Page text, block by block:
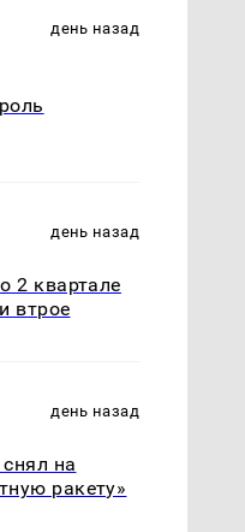
день назад
день назад
2 квартале
втрое
день назад
на
ракету»